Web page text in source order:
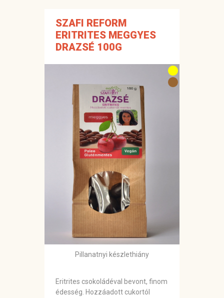
SZAFI REFORM
ERITRITES MEGGYES
DRAZSÉ 100G
Pillanatnyi készlethiány
Eritrites csokoládéval bevont, finom
édesség. Hozzáadott cukortól